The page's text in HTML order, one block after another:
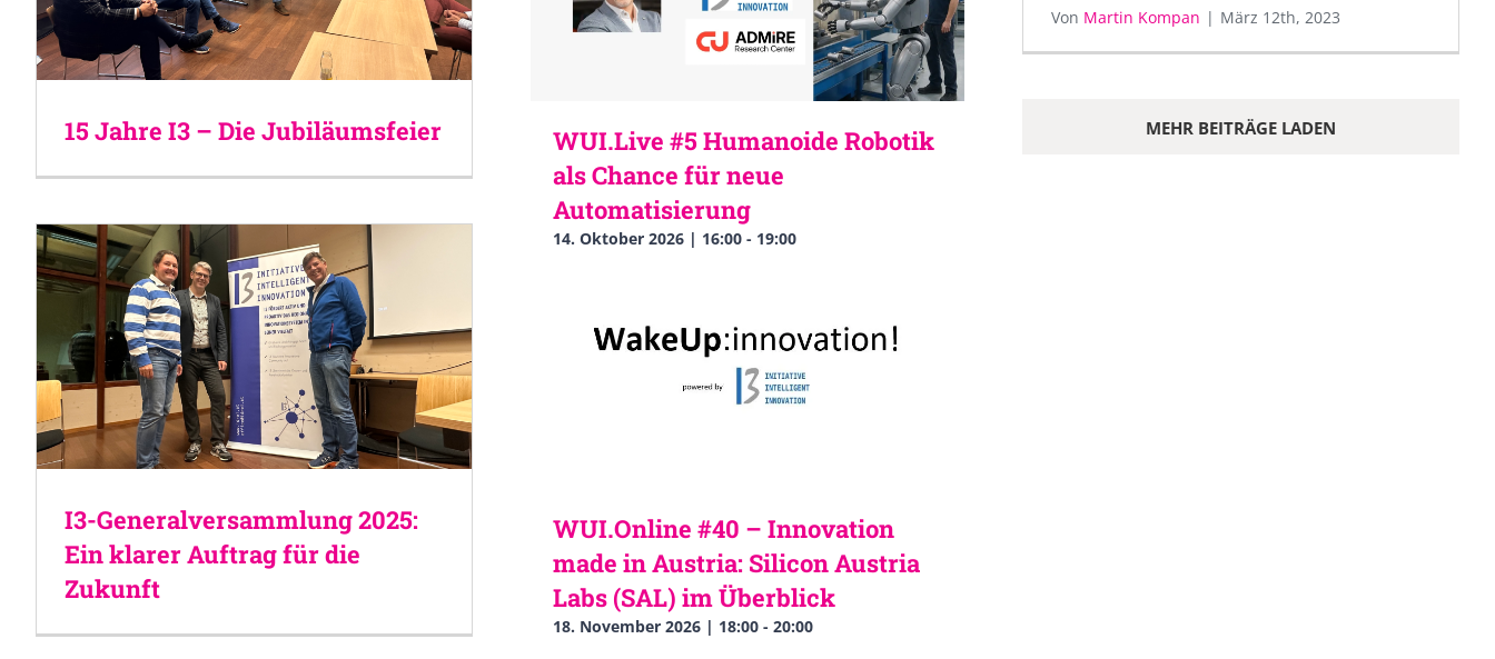
15 Jahre I3 – Die Jubiläumsfeier
I3-Generalversammlung 2025:
Ein klarer Auftrag für die
Zukunft
WUI.Live #5 Humanoide Robotik
als Chance für neue
Automatisierung
14. Oktober 2026 | 16:00- 19:00
WUI.Online #40 – Innovation
made in Austria: Silicon Austria
Labs (SAL) im Überblick
18. November 2026 | 18:00- 20:00
Von Martin Kompan | März 12th, 2023
MEHR BEITRÄGE LADEN